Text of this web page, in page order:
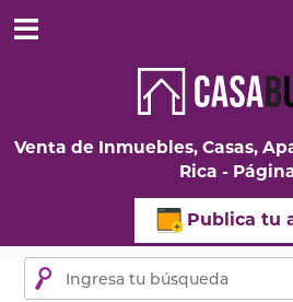
Venta de Inmuebles, Casas,
Rica -
Publica tu